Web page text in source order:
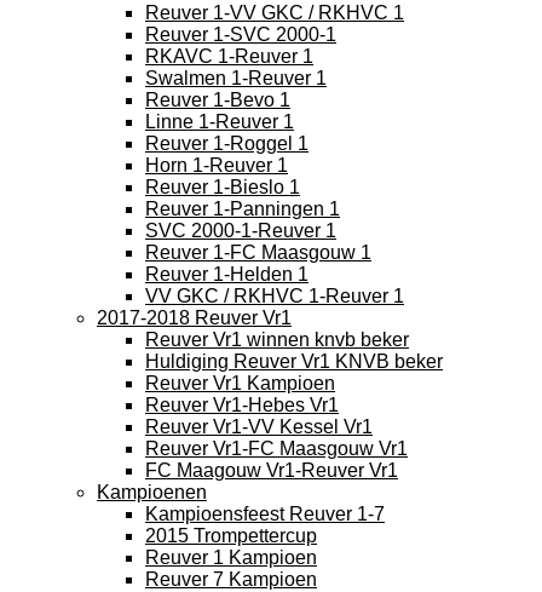
Reuver 1-VV GKC / RKHVC 1
Reuver 1-SVC 2000-1
RKAVC 1-Reuver 1
Swalmen 1-Reuver 1
Reuver 1-Bevo 1
Linne 1-Reuver 1
Reuver 1-Roggel 1
Horn 1-Reuver 1
Reuver 1-Bieslo 1
Reuver 1-Panningen 1
SVC 2000-1-Reuver 1
Reuver 1-FC Maasgouw 1
Reuver 1-Helden 1
VV GKC / RKHVC 1-Reuver 1
2017-2018 Reuver Vr1
Reuver Vr1 winnen knvb beker
Huldiging Reuver Vr1 KNVB beker
Reuver Vr1 Kampioen
Reuver Vr1-Hebes Vr1
Reuver Vr1-VV Kessel Vr1
Reuver Vr1-FC Maasgouw Vr1
FC Maagouw Vr1-Reuver Vr1
Kampioenen
Kampioensfeest Reuver 1-7
2015 Trompettercup
Reuver 1 Kampioen
Reuver 7 Kampioen